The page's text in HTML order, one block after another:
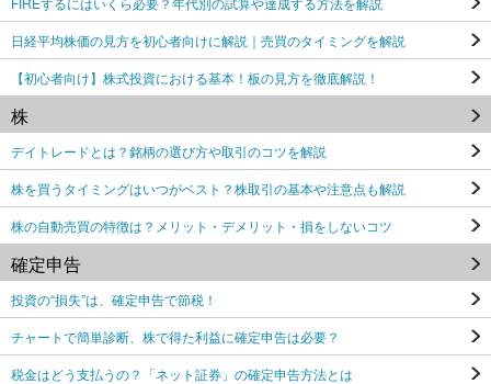
日経平均株価の見方を初心者向けに解説｜売買のタイミングを解説
【初心者向け】株式投資における基本！板の見方を徹底解説！
株
デイトレードとは？銘柄の選び方や取引のコツを解説
株を買うタイミングはいつがベスト？株取引の基本や注意点も解説
株の自動売買の特徴は？メリット・デメリット・損をしないコツ
確定申告
投資の“損失”は、確定申告で節税！
チャートで簡単診断、株で得た利益に確定申告は必要？
税金はどう支払うの？「ネット証券」の確定申告方法とは